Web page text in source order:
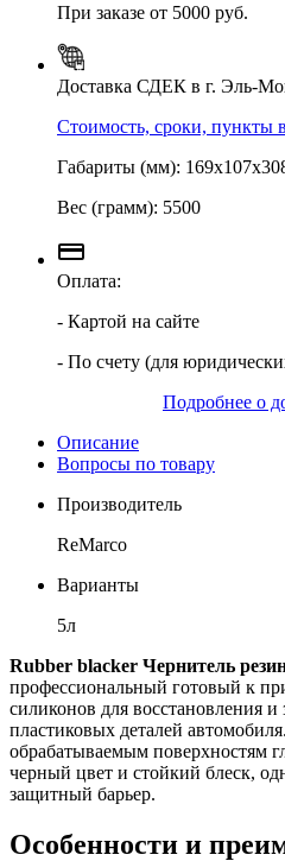
При заказе от 5000 руб.
Доставка СДЕК в г. Эль-
Стоимость, сроки, пункты
Габариты (мм):
Вес (грамм): 5500
Оплата:
- Картой на сайте
- По счету (для
Подробнее о
Описание
Вопросы по товару
Производитель
ReMarco
Варианты
5л
Rubber blacker Чернитель
профессиональный готовый к
силиконов для восстановления
пластиковых деталей
обрабатываемым поверхностям
черный цвет и стойкий блеск,
защитный барьер.
Особенности и